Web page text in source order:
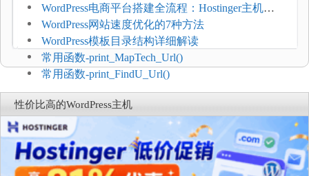
WordPress电商平台搭建全流程：Hostinger主机一
键部署
WordPress网站速度优化的7种方法
WordPress模板目录结构详细解读
常用函数-print_MapTech_Url()
常用函数-print_FindU_Url()
性价比高的WordPress主机